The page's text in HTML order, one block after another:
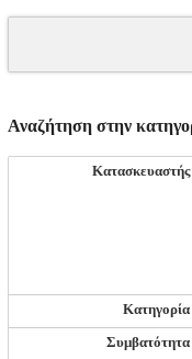
Αναζήτηση στην
Κατασκευαστής
Κατηγορία
Συμβατότητα